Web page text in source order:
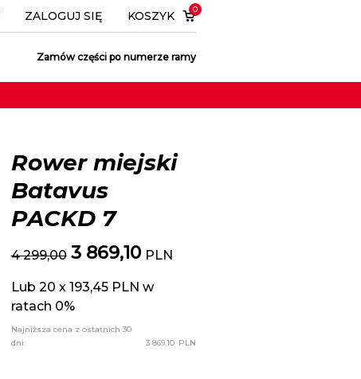
Zamów części po numerze ramy
ZALOGUJ SIĘ KOSZYK 0
Rower miejski
Batavus
PACKD 7
4 299,00 3 869,10 PLN
Lub 20 x 193,45 PLN w
ratach 0%
Najniższa cena z ostatnich 30
dni:
3 869,10 PLN